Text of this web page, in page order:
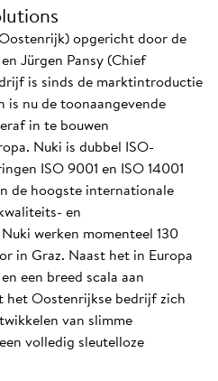
opgericht door de
Jürgen Pansy (Chief
is sinds de marktintroductie
is nu de toonaangevende
in te bouwen
Nuki is dubbel ISO-
ISO 9001 en ISO 14001
de hoogste internationale
en
werken momenteel 130
in Graz. Naast het in Europa
een breed scala aan
het Oostenrijkse bedrijf zich
van slimme
volledig sleutelloze